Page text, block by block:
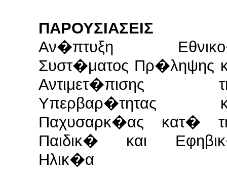
ΠΑΡΟΥΣΙΑΣΕΙΣ
Αν�πτυξη
Συστ�ματος Πρ�ληψης
Αντιμετ�πισης
Υπερβαρ�τητας
Παχυσαρκ�ας κατ�
Παιδικ� και
Ηλικ�α